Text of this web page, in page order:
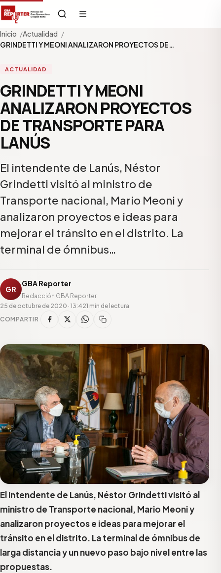
Inicio
Actualidad
GRINDETTI Y MEONI ANALIZARON PROYECTOS DE…
ACTUALIDAD
GRINDETTI Y MEONI
ANALIZARON PROYECTOS
DE TRANSPORTE PARA
LANÚS
El intendente de Lanús, Néstor
Grindetti visitó al ministro de
Transporte nacional, Mario Meoni y
analizaron proyectos e ideas para
mejorar el tránsito en el distrito. La
terminal de ómnibus…
GR
GBA Reporter
Redacción GBA Reporter
25 de octubre de 2020 · 13:421 min de lectura
COMPARTIR
El intendente de Lanús, Néstor Grindetti visitó al
ministro de Transporte nacional, Mario Meoni y
analizaron proyectos e ideas para mejorar el
tránsito en el distrito. La terminal de ómnibus de
larga distancia y un nuevo paso bajo nivel entre las
propuestas.